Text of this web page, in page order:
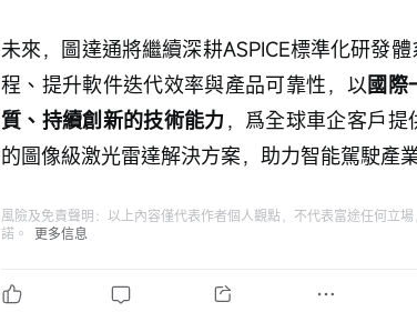
未來，圖達通將繼續深耕ASPICE標準化研發
程、提升軟件迭代效率與產品可靠性，以國際
質、持續創新的技術能力 ，爲全球車企客戶
的圖像級激光雷達解決方案，助力智能駕駛產
風險及免責聲明：以上內容僅代表作者個人觀點，不代表富途任何立
諾。
更多信息